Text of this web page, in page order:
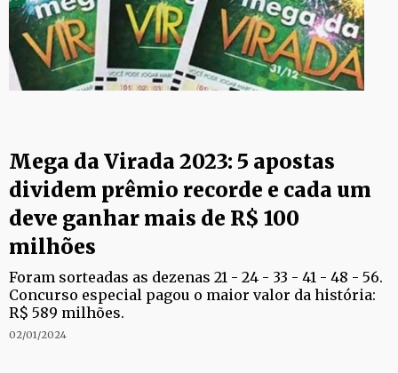
Mega da Virada 2023: 5 apostas
dividem prêmio recorde e cada um
deve ganhar mais de R$ 100
milhões
Foram sorteadas as dezenas 21 - 24 - 33 - 41 - 48 - 56.
Concurso especial pagou o maior valor da história:
R$ 589 milhões.
02/01/2024